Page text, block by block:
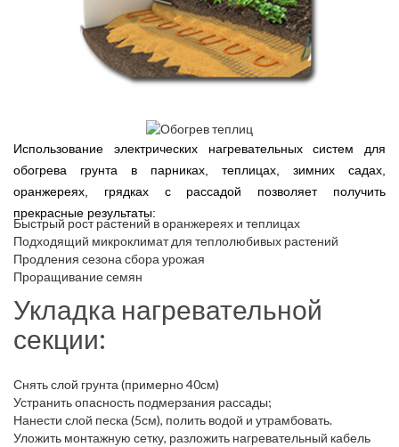
Использование электрических нагревательных систем для
обогрева грунта в парниках, теплицах, зимних садах,
оранжереях, грядках с рассадой позволяет получить
прекрасные результаты:
Быстрый рост растений в оранжереях и теплицах
Подходящий микроклимат для теплолюбивых растений
Продления сезона сбора урожая
Проращивание семян
Укладка нагревательной
секции:
Снять слой грунта (примерно 40см)
Устранить опасность подмерзания рассады;
Нанести слой песка (5см), полить водой и утрамбовать.
Уложить монтажную сетку, разложить нагревательный кабель